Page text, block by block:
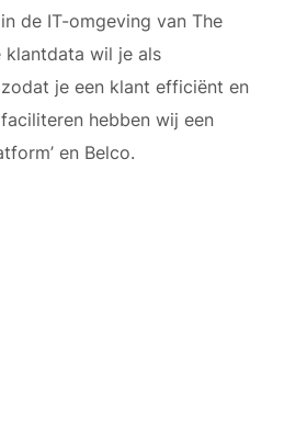
de IT-omgeving van The
klantdata wil je als
je een klant efficiënt en
hebben wij een
en Belco.